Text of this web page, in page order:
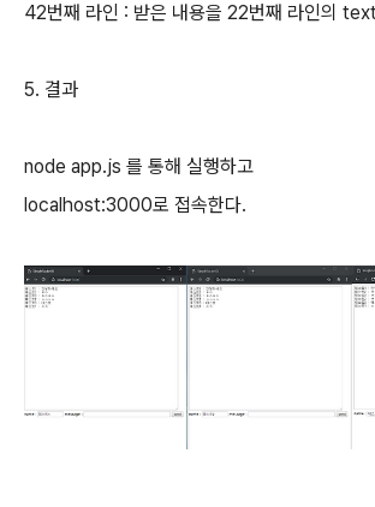
42번째 라인 : 받은 내용을 22번째 라인의
5. 결과
node app.js 를 통해 실행하고
localhost:3000로 접속한다.